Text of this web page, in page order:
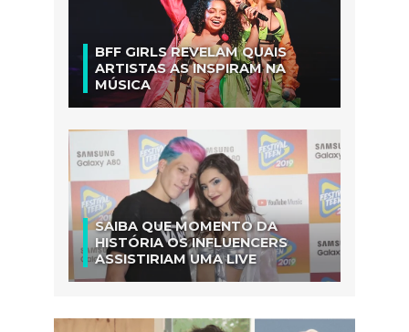
BFF GIRLS REVELAM QUAIS
ARTISTAS AS INSPIRAM NA
MÚSICA
SAIBA QUE MOMENTO DA
HISTÓRIA OS INFLUENCERS
ASSISTIRIAM UMA LIVE